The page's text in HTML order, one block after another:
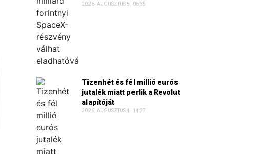
2026. AUGUSZTUS 5. 06:35
Tizenhét és fél millió eurós
jutalék miatt perlik a Revolut
alapítóját
2026. AUGUSZTUS 4. 14:27